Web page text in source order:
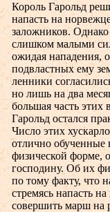
Король Гарольд
напасть на
заложников. Однако
слишком малыми
ожидая нападения,
подвластных ему
ленники
но лишь на два
большая часть
Гарольд остался
Число этих
отлично обученные
физической форме,
господину. Об их
по тому факту, что
стремясь напасть
совершить марш на